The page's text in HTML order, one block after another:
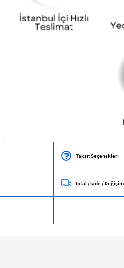
Taksit Seçenekleri
İptal / İade / Değişim